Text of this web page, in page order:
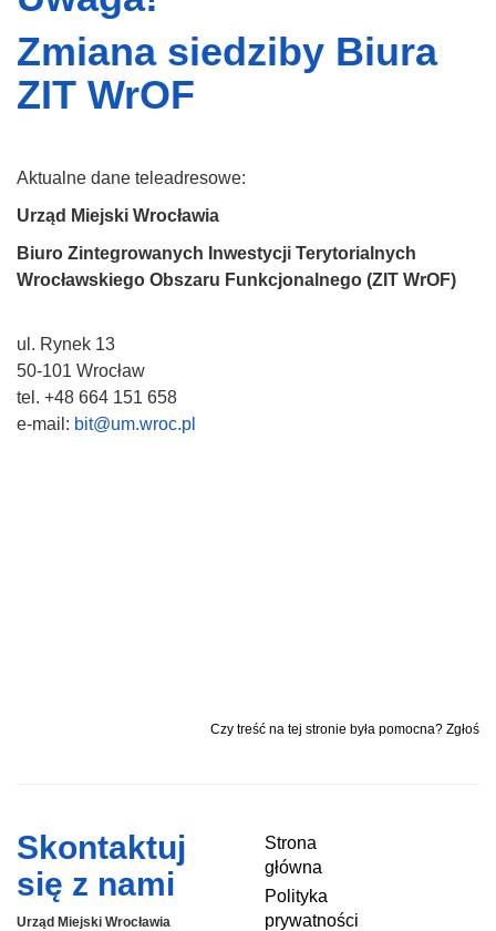
Zmiana siedziby Biura
ZIT WrOF
Aktualne dane teleadresowe:
Urząd Miejski Wrocławia
Biuro Zintegrowanych Inwestycji Terytorialnych
Wrocławskiego Obszaru Funkcjonalnego (ZIT WrOF)
ul. Rynek 13
50-101 Wrocław
tel. +48 664 151 658
e-mail: bit@um.wroc.pl
Czy treść na tej stronie była pomocna? Zgłoś
Skontaktuj
się z nami
Urząd Miejski Wrocławia
Strona
główna
Polityka
prywatności